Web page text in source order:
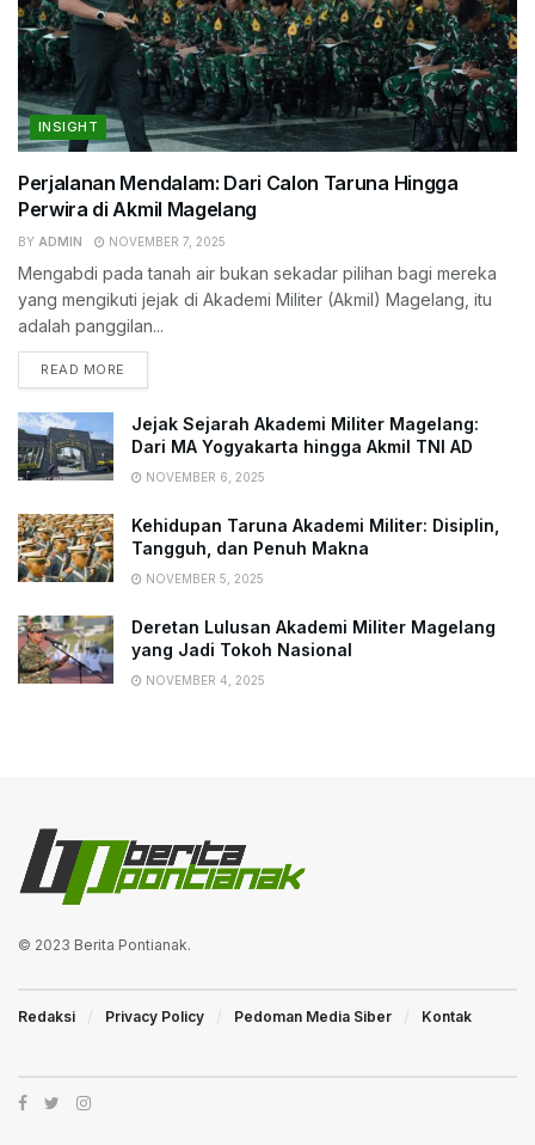
INSIGHT
Perjalanan Mendalam: Dari Calon Taruna Hingga
Perwira di Akmil Magelang
BY ADMIN NOVEMBER 7, 2025
Mengabdi pada tanah air bukan sekadar pilihan bagi mereka
yang mengikuti jejak di Akademi Militer (Akmil) Magelang, itu
adalah panggilan...
READ MORE
Jejak Sejarah Akademi Militer Magelang:
Dari MA Yogyakarta hingga Akmil TNI AD
NOVEMBER 6, 2025
Kehidupan Taruna Akademi Militer: Disiplin,
Tangguh, dan Penuh Makna
NOVEMBER 5, 2025
Deretan Lulusan Akademi Militer Magelang
yang Jadi Tokoh Nasional
NOVEMBER 4, 2025
© 2023 Berita Pontianak.
Redaksi Privacy Policy Pedoman Media Siber Kontak